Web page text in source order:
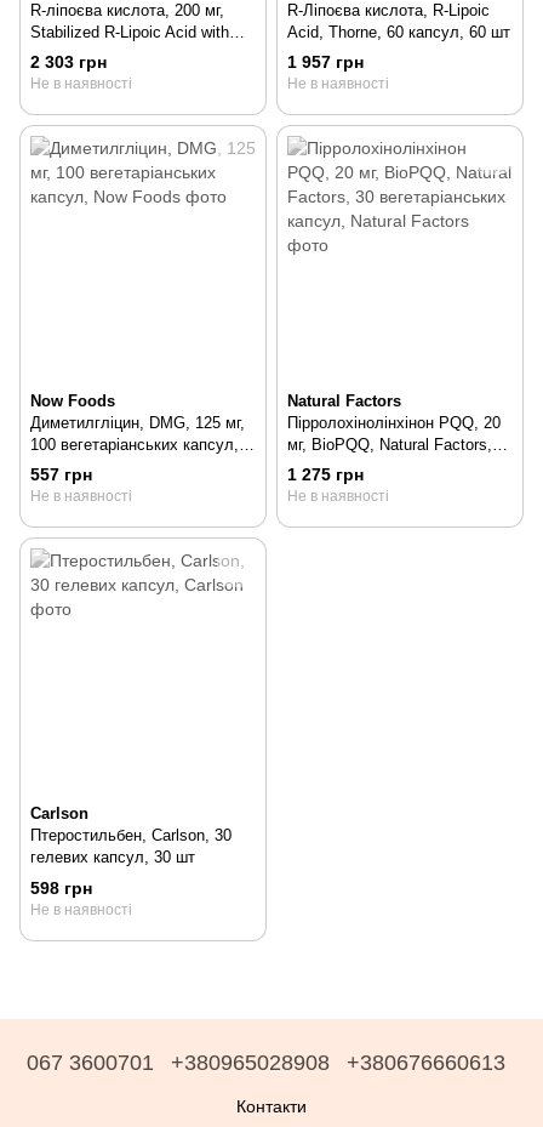
R-ліпоєва кислота, 200 мг,
Stabilized R-Lipoic Acid with
BioEnhanced Na-RALA,
Doctor's Best, 60
2 303 грн
Не в наявності
R-Ліпоєва кислота, R-Lipoic
Acid, Thorne, 60 капсул, 60 шт
1 957 грн
Не в наявності
Now Foods
Диметилгліцин, DMG, 125 мг,
100 вегетаріанських капсул,
100 шт
557 грн
Не в наявності
Natural Factors
Пірролохінолінхінон PQQ, 20
мг, BioPQQ, Natural Factors,
30 вегетаріанських капсул, 30
шт
1 275 грн
Не в наявності
Carlson
Птеростильбен, Carlson, 30
гелевих капсул, 30 шт
598 грн
Не в наявності
067 3600701 +380965028908 +380676660613
Контакти